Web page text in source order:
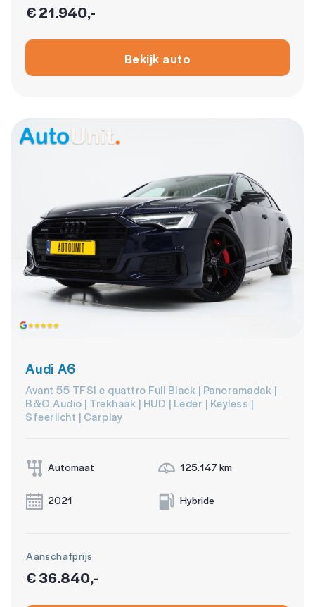
€ 21.940,-
Bekijk auto
Audi A6
Avant 55 TFSI e quattro Full Black | Panoramadak |
B&O Audio | Trekhaak | HUD | Leder | Keyless |
Sfeerlicht | Carplay
Automaat 125.147 km
2021 Hybride
Aanschafprijs
€ 36.840,-